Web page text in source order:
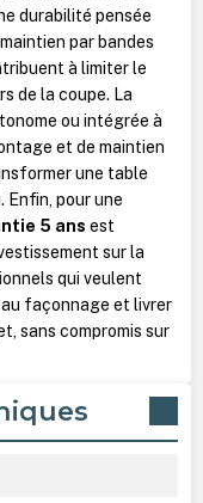
durabilité pensée
par bandes
à limiter le
de la coupe. La
ou intégrée à
et de maintien
une table
pour une
5 ans est
sur la
qui veulent
façonnage et livrer
sans compromis sur